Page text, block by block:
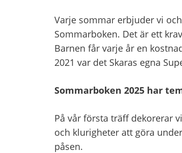
Varje sommar erbjuder vi
Sommarboken. Det är ett
Barnen får varje år en
2021 var det Skaras egna
Sommarboken 2025 har
På vår första träff dekorerar
och klurigheter att göra
påsen.